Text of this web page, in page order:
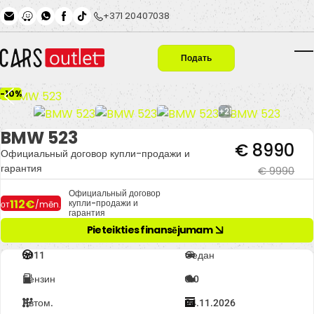
Skip to main content+371 20407038
Подать
-10%
+21
BMW 523
Официальный договор купли-продажи и
гарантия
€ 9990
€ 8990
от112€/mēn.
Официальный договор
купли-продажи и
гарантия
Pieteikties finansējumam
2011 Седан
Бензин 3.0
Автом. 24.11.2026